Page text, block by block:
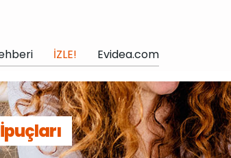
İZLE! Evidea.com